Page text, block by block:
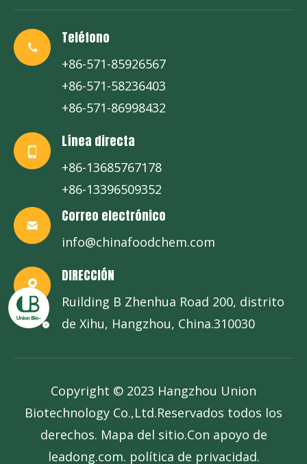
Teléfono
+86-571-85926567
+86-571-58236403
+86-571-86998432
Línea directa
+86-13685767178
+86-13396509352
Correo electrónico
info@chinafoodchem.com
DIRECCIÓN
Ruilding B Zhenhua Road 200, distrito
de Xihu, Hangzhou, China.310030
Copyright © 2023 Hangzhou Union
Biotechnology Co.,Ltd.Reservados todos los
derechos. Mapa del sitio.Con apoyo de
leadong.com. política de privacidad.